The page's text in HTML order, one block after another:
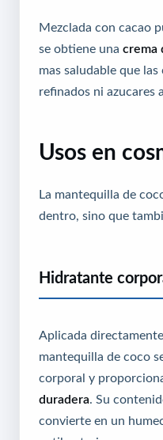
Mezclada con cacao
se obtiene una crema
mas saludable que
refinados ni azucares
Usos en
La mantequilla de
dentro, sino que
Hidratante
Aplicada
mantequilla de coco
corporal y
duradera. Su
convierte en un